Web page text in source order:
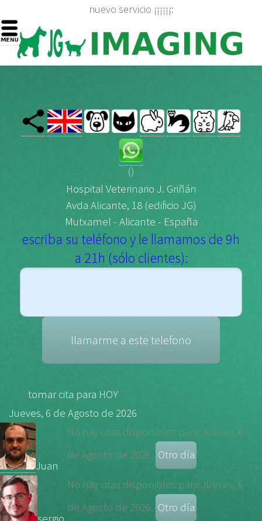
nuevo servicio ¡¡¡¡¡¡:
()
Hospital Veterinario J. Griñán
Avda Alicante, 18 (edificio JG)
Mutxamel - Alicante - España
escriba su teléfono y le llamamos de 9h
a 21h (sólo clientes):
tomar cita para HOY
Jueves, 6 de Agosto de 2026
Juan
No hay citas disponibles para Jueves, 6
de Agosto de 2026.
No hay citas disponibles para Jueves, 6
de Agosto de 2026.